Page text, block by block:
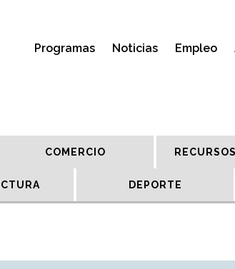
Programas Noticias Empleo
COMERCIO
DEPORTE